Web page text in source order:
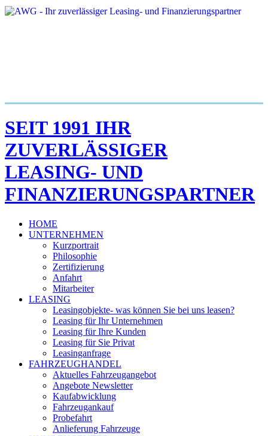
SEIT 1991 IHR
ZUVERLÄSSIGER
LEASING- UND
FINANZIERUNGSPARTNER
HOME
UNTERNEHMEN
Kurzportrait
Philosophie
Zertifizierung
Anfahrt
Mitarbeiter
LEASING
Leasingobjekte- was können Sie bei uns leasen?
Leasing für Ihr Unternehmen
Leasing für Ihre Kunden
Leasing für Sie Privat
Leasinganfrage
FAHRZEUGHANDEL
Aktuelles Fahrzeugangebot
Angebote Newsletter
Kaufabwicklung
Fahrzeugankauf
Probefahrt
Anlieferung Fahrzeuge